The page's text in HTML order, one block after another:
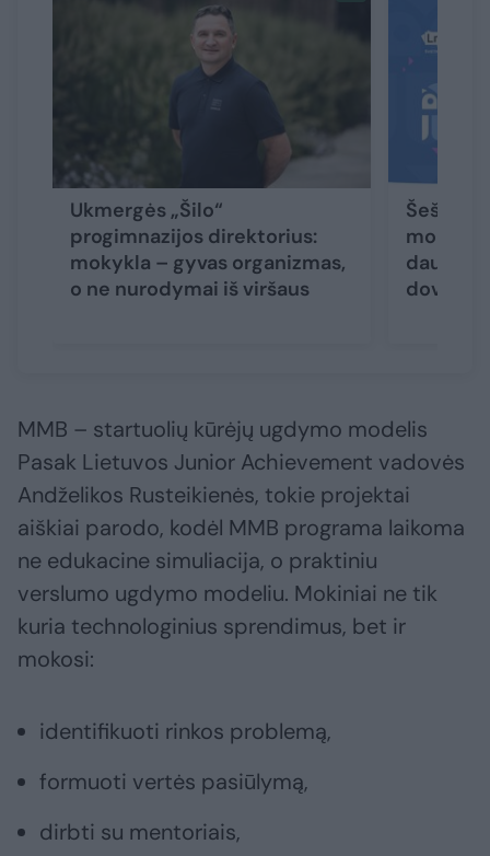
Ukmergės „Šilo“
progimnazijos direktorius:
mokykla – gyvas organizmas,
o ne nurodymai iš viršaus
Šeštieji
daugiau
dovanų!
MMB – startuolių kūrėjų ugdymo modelis
Pasak Lietuvos Junior Achievement vadovės
Andželikos Rusteikienės, tokie projektai
aiškiai parodo, kodėl MMB programa laikoma
ne edukacine simuliacija, o praktiniu
verslumo ugdymo modeliu. Mokiniai ne tik
kuria technologinius sprendimus, bet ir
mokosi:
identifikuoti rinkos problemą,
formuoti vertės pasiūlymą,
dirbti su mentoriais,